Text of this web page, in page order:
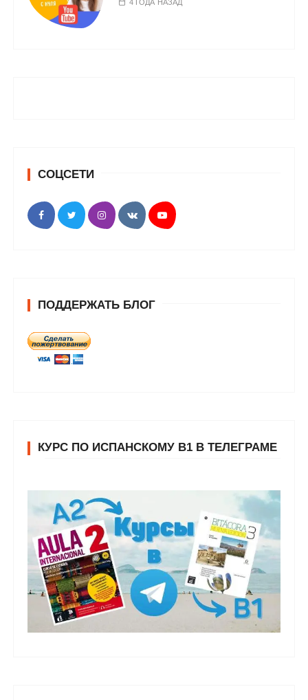
4 ГОДА НАЗАД
СОЦСЕТИ
ПОДДЕРЖАТЬ БЛОГ
КУРС ПО ИСПАНСКОМУ В1 В ТЕЛЕГРАМЕ